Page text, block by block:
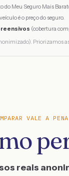
do Meu Seguro Mais
é o preço do seguro.
(cobertura
Priorizamos
VALE A PENA
reais